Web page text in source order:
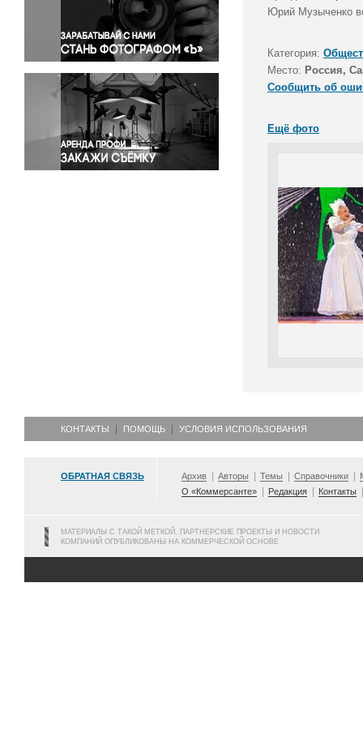
Правосудие
Происшествия и конфликты
Религия
Светская жизнь
Спорт
Экология
Экономика и бизнес
Юрий Музыченко
Категория:
Место: Россия,
Сообщить об
Ещё фото
КОНТАКТЫ ПОМОЩЬ УСЛОВИЯ ИСПОЛЬЗОВАНИЯ
ОБРАТНАЯ СВЯЗЬ Архив Авторы Темы Справочники
О «Коммерсанте»
Редакция Контакты
МАТЕРИАЛЫ С ТАКОЙ МЕТКОЙ, ПАРТНЕРСКИЕ ПРОЕКТЫ И НОВОСТИ
КОМПАНИЙ ОПУБЛИКОВАНЫ НА КОММЕРЧЕСКОЙ ОСНОВЕ